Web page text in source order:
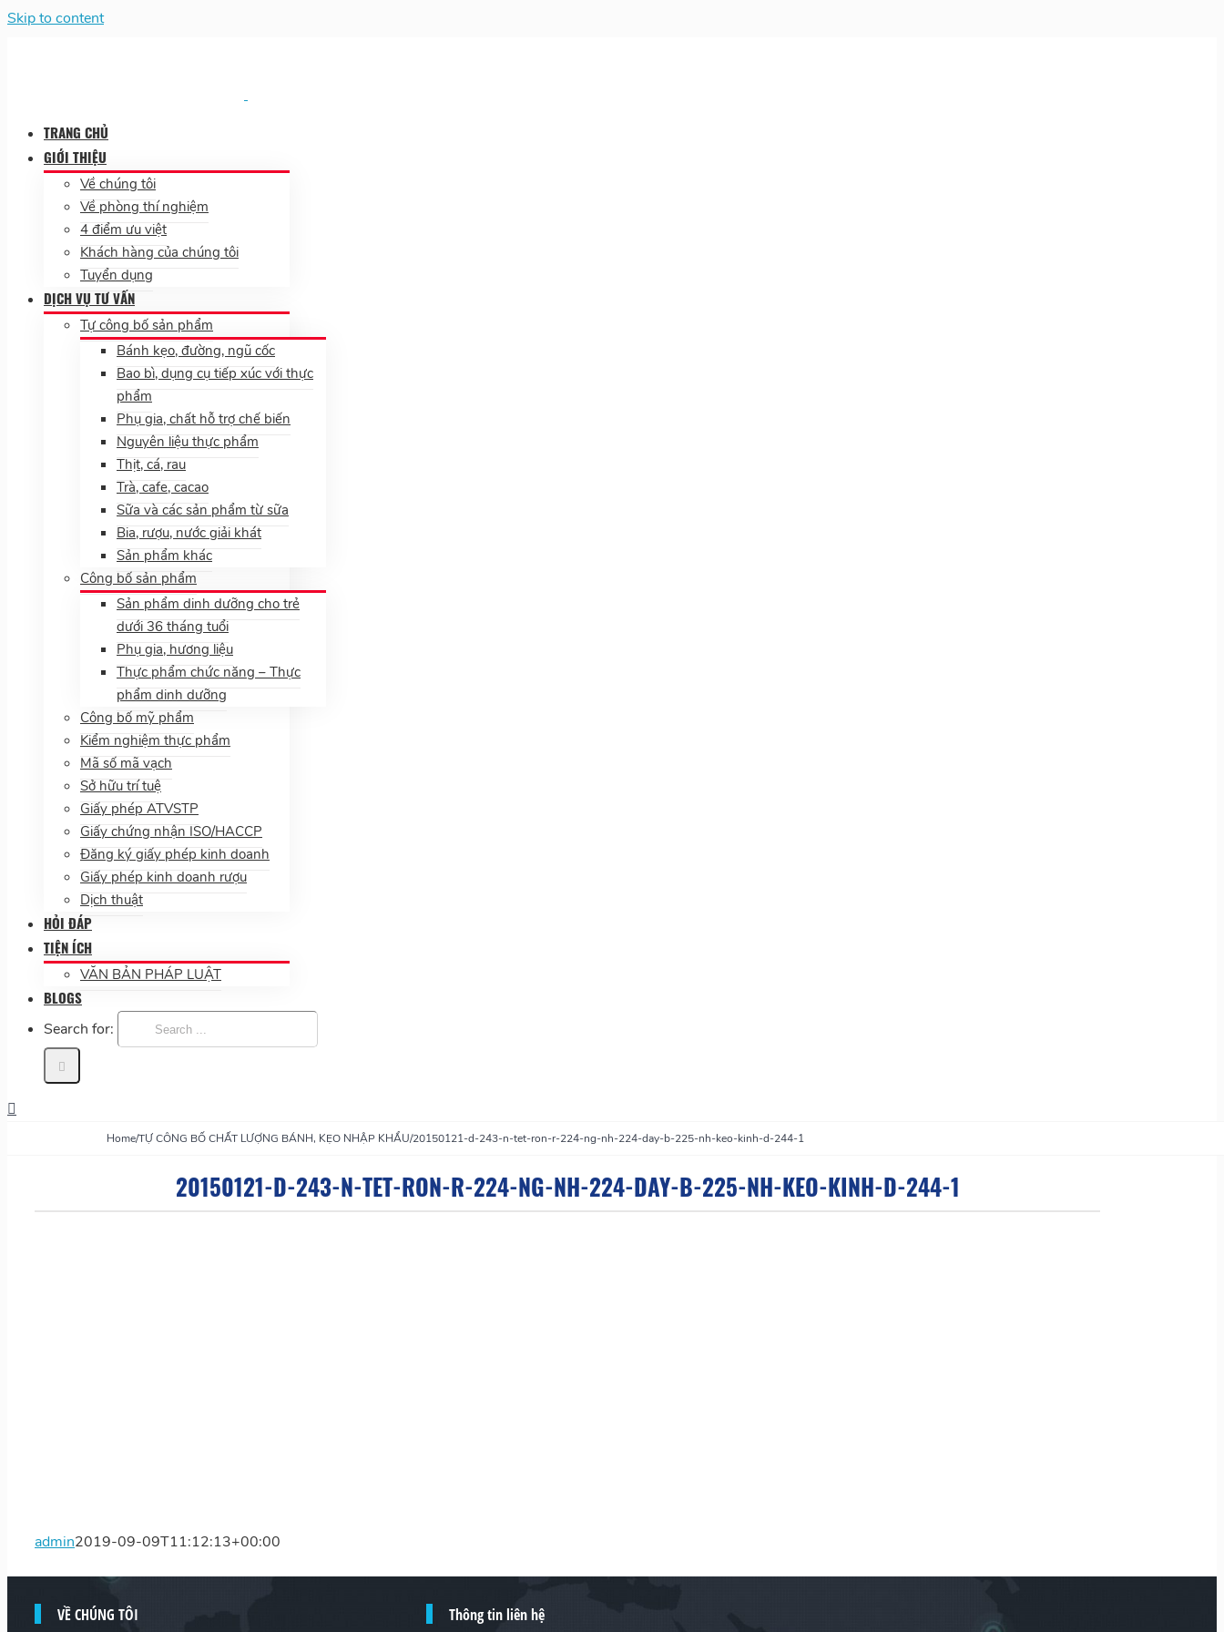
Skip to content
TRANG CHỦ
GIỚI THIỆU
Về chúng tôi
Về phòng thí nghiệm
4 điểm ưu việt
Khách hàng của chúng tôi
Tuyển dụng
DỊCH VỤ TƯ VẤN
Tự công bố sản phẩm
Bánh kẹo, đường, ngũ cốc
Bao bì, dụng cụ tiếp xúc với thực
phẩm
Phụ gia, chất hỗ trợ chế biến
Nguyên liệu thực phẩm
Thịt, cá, rau
Trà, cafe, cacao
Sữa và các sản phẩm từ sữa
Bia, rượu, nước giải khát
Sản phẩm khác
Công bố sản phẩm
Sản phẩm dinh dưỡng cho trẻ
dưới 36 tháng tuổi
Phụ gia, hương liệu
Thực phẩm chức năng – Thực
phẩm dinh dưỡng
Công bố mỹ phẩm
Kiểm nghiệm thực phẩm
Mã số mã vạch
Sở hữu trí tuệ
Giấy phép ATVSTP
Giấy chứng nhận ISO/HACCP
Đăng ký giấy phép kinh doanh
Giấy phép kinh doanh rượu
Dịch thuật
HỎI ĐÁP
TIỆN ÍCH
VĂN BẢN PHÁP LUẬT
BLOGS
Search for:
Home/TỰ CÔNG BỐ CHẤT LƯỢNG BÁNH, KẸO NHẬP KHẨU/20150121-d-243-n-tet-ron-r-224-ng-nh-224-day-b-225-nh-keo-kinh-d-244-1
20150121-D-243-N-TET-RON-R-224-NG-NH-224-DAY-B-225-NH-KEO-KINH-D-244-1
admin2019-09-09T11:12:13+00:00
VỀ CHÚNG TÔI Thông tin liên hệ